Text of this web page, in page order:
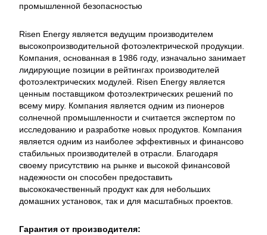
промышленной безопасностью
Risen Energy является ведущим производителем
высокопроизводительной фотоэлектрической продукции.
Компания, основанная в 1986 году, изначально занимает
лидирующие позиции в рейтингах производителей
фотоэлектрических модулей. Risen Energy является
ценным поставщиком фотоэлектрических решений по
всему миру. Компания является одним из пионеров
солнечной промышленности и считается экспертом по
исследованию и разработке новых продуктов. Компания
является одним из наиболее эффективных и финансово
стабильных производителей в отрасли. Благодаря
своему присутствию на рынке и высокой финансовой
надежности он способен предоставить
высококачественный продукт как для небольших
домашних установок, так и для масштабных проектов.
Гарантия от производителя: